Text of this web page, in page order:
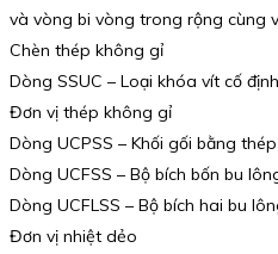
và vòng bi vòng trong rộng cùng
Chèn thép không gỉ
Dòng SSUC – Loại khóa vít cố
Đơn vị thép không gỉ
Dòng UCPSS – Khối gối bằng
Dòng UCFSS – Bộ bích bốn bu
Dòng UCFLSS – Bộ bích hai bu
Đơn vị nhiệt dẻo